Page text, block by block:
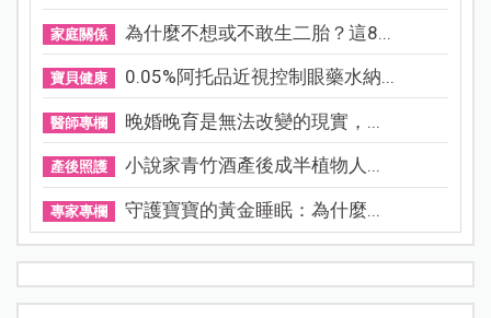
家庭關係 為什麼不想或不敢生二胎？這8...
寶貝健康 0.05%阿托品近視控制眼藥水納...
醫師專欄 晚婚晚育是無法改變的現實，...
產後照護 小說家青竹酒產後成半植物人...
專家專欄 守護寶寶的黃金睡眠：為什麼...